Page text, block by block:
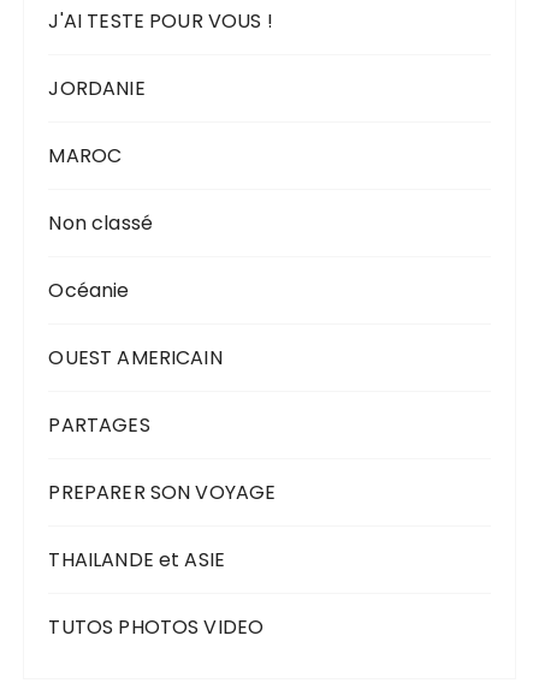
J'AI TESTE POUR VOUS !
JORDANIE
MAROC
Non classé
Océanie
OUEST AMERICAIN
PARTAGES
PREPARER SON VOYAGE
THAILANDE et ASIE
TUTOS PHOTOS VIDEO